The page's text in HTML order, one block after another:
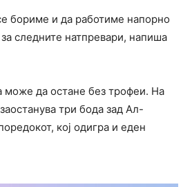
бориме и да работиме напорно
следните натпревари, напиша
може да остане без трофеи. На
три бода зад Ал-
кој одигра и еден